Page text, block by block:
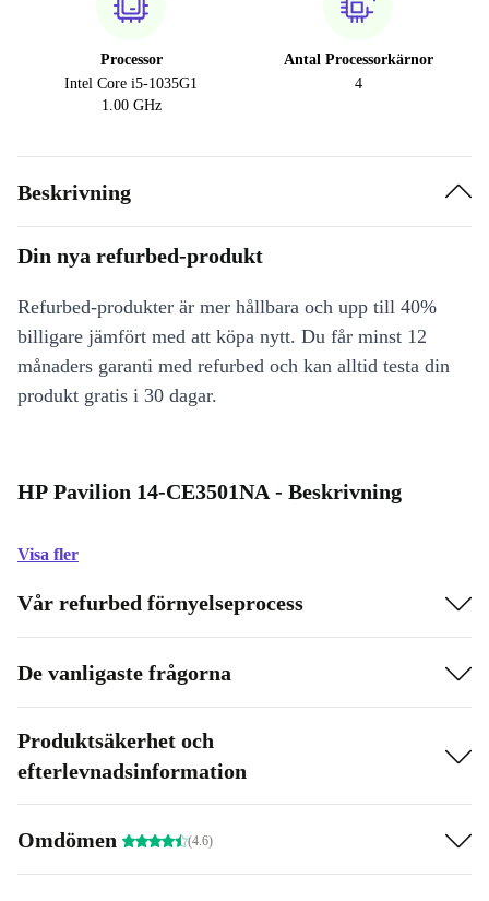
Processor
Intel Core i5-1035G1
1.00 GHz
Antal Processorkärnor
4
Beskrivning
Din nya refurbed-produkt
Refurbed-produkter är mer hållbara och upp till 40%
billigare jämfört med att köpa nytt. Du får minst 12
månaders garanti med refurbed och kan alltid testa din
produkt gratis i 30 dagar.
HP Pavilion 14-CE3501NA - Beskrivning
Visa fler
Vår refurbed förnyelseprocess
De vanligaste frågorna
Produktsäkerhet och
efterlevnadsinformation
Omdömen (4.6)